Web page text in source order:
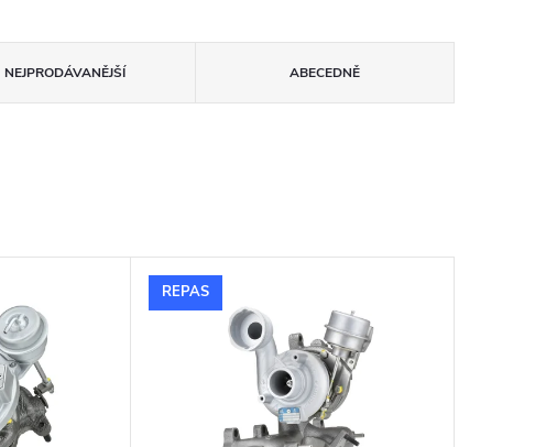
NEJPRODÁVANĚJŠÍ ABECEDNĚ
REPAS